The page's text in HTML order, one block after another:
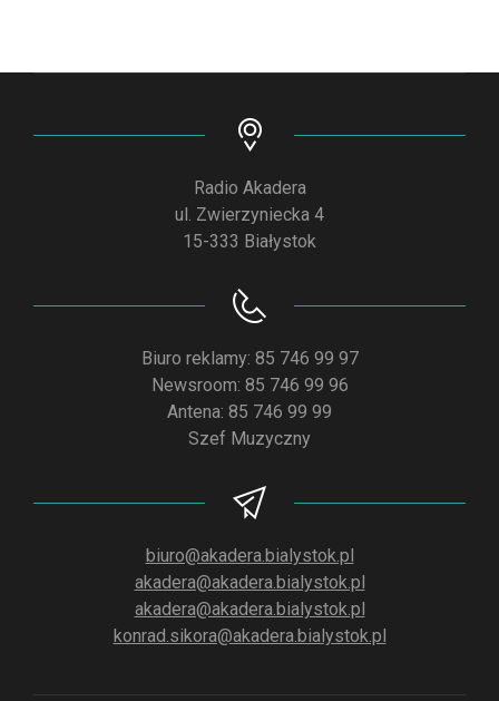
Radio Akadera
ul. Zwierzyniecka 4
15-333 Białystok
Biuro reklamy: 85 746 99 97
Newsroom: 85 746 99 96
Antena: 85 746 99 99
Szef Muzyczny
biuro@akadera.bialystok.pl
akadera@akadera.bialystok.pl
akadera@akadera.bialystok.pl
konrad.sikora@akadera.bialystok.pl